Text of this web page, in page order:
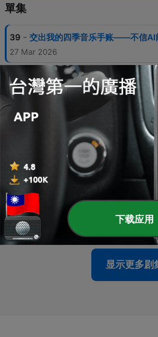
單集
39 - 交出我的四季音乐手账——不信AI
27 Mar 2026
38
路遥知马力——我心中的Diva之
布兰妮（下）
16 Oct 2025
37 - 音乐企划预支 | 一只懒懒鸟的顺应
Sun, 7 Sep 2025 22:00:00 +0800
36 -
路遥知马力——我心中的Diva之
布兰妮（上）
21 Jun 2025
35 - 爵士新浪潮 | 先锋鼓手Yussef
22 Mar 2025
显示更多剧
下载应用